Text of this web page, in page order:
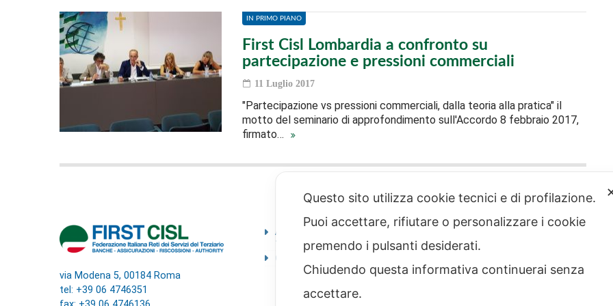
IN PRIMO PIANO
First Cisl Lombardia a confronto su
partecipazione e pressioni commerciali
11 Luglio 2017
"Partecipazione vs pressioni commerciali, dalla teoria alla pratica" il
motto del seminario di approfondimento sull'Accordo 8 febbraio 2017,
firmato…
via Modena 5, 00184 Roma
tel: +39 06 4746351
Amministrazione
trasparente
Codice etico
Cookie policy
Questo sito utilizza cookie tecnici e di profilazione.
Puoi accettare, rifiutare o personalizzare i cookie
premendo i pulsanti desiderati.
Chiudendo questa informativa continuerai senza
accettare.